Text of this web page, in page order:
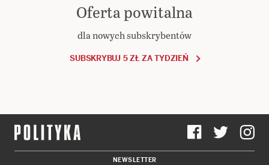
Oferta powitalna
dla nowych subskrybentów
SUBSKRYBUJ 5 ZŁ ZA TYDZIEŃ
NEWSLETTER